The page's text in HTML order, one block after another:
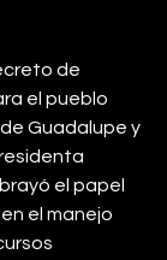
de
el pueblo
Guadalupe y
el papel
el manejo